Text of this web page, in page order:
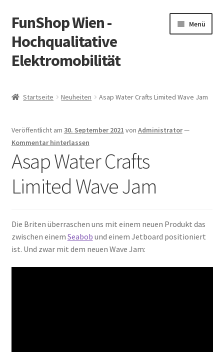
Zur
Navigation
springen
Zum
Inhalt
springen
FunShop Wien -
Hochqualitative
Elektromobilität
Menü
öffnen
Vorsicht Internetbetrug
Über FunShop
Impressum
Startseite Neuheiten Asap Water Crafts Limited Wave Jam
Veröffentlicht am 30. September 2021 von Administrator—
Kommentar hinterlassen
Asap Water Crafts
Limited Wave Jam
Die Briten überraschen uns mit einem neuen Produkt das
zwischen einem Seabob und einem Jetboard positioniert
ist. Und zwar mit dem neuen Wave Jam: